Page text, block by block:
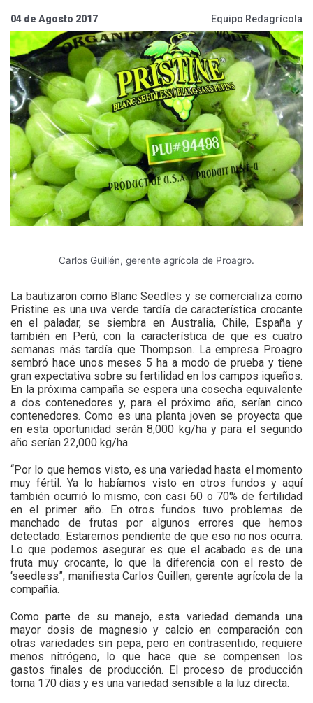
04 de Agosto 2017 Equipo Redagrícola
Carlos Guillén, gerente agrícola de Proagro.
La bautizaron como Blanc Seedles y se comercializa como
Pristine es una uva verde tardía de característica crocante
en el paladar, se siembra en Australia, Chile, España y
también en Perú, con la característica de que es cuatro
semanas más tardía que Thompson. La empresa Proagro
sembró hace unos meses 5 ha a modo de prueba y tiene
gran expectativa sobre su fertilidad en los campos iqueños.
En la próxima campaña se espera una cosecha equivalente
a dos contenedores y, para el próximo año, serían cinco
contenedores. Como es una planta joven se proyecta que
en esta oportunidad serán 8,000 kg/ha y para el segundo
año serían 22,000 kg/ha.
“Por lo que hemos visto, es una variedad hasta el momento
muy fértil. Ya lo habíamos visto en otros fundos y aquí
también ocurrió lo mismo, con casi 60 o 70% de fertilidad
en el primer año. En otros fundos tuvo problemas de
manchado de frutas por algunos errores que hemos
detectado. Estaremos pendiente de que eso no nos ocurra.
Lo que podemos asegurar es que el acabado es de una
fruta muy crocante, lo que la diferencia con el resto de
‘seedless”, manifiesta Carlos Guillen, gerente agrícola de la
compañía.
Como parte de su manejo, esta variedad demanda una
mayor dosis de magnesio y calcio en comparación con
otras variedades sin pepa, pero en contrasentido, requiere
menos nitrógeno, lo que hace que se compensen los
gastos finales de producción. El proceso de producción
toma 170 días y es una variedad sensible a la luz directa.